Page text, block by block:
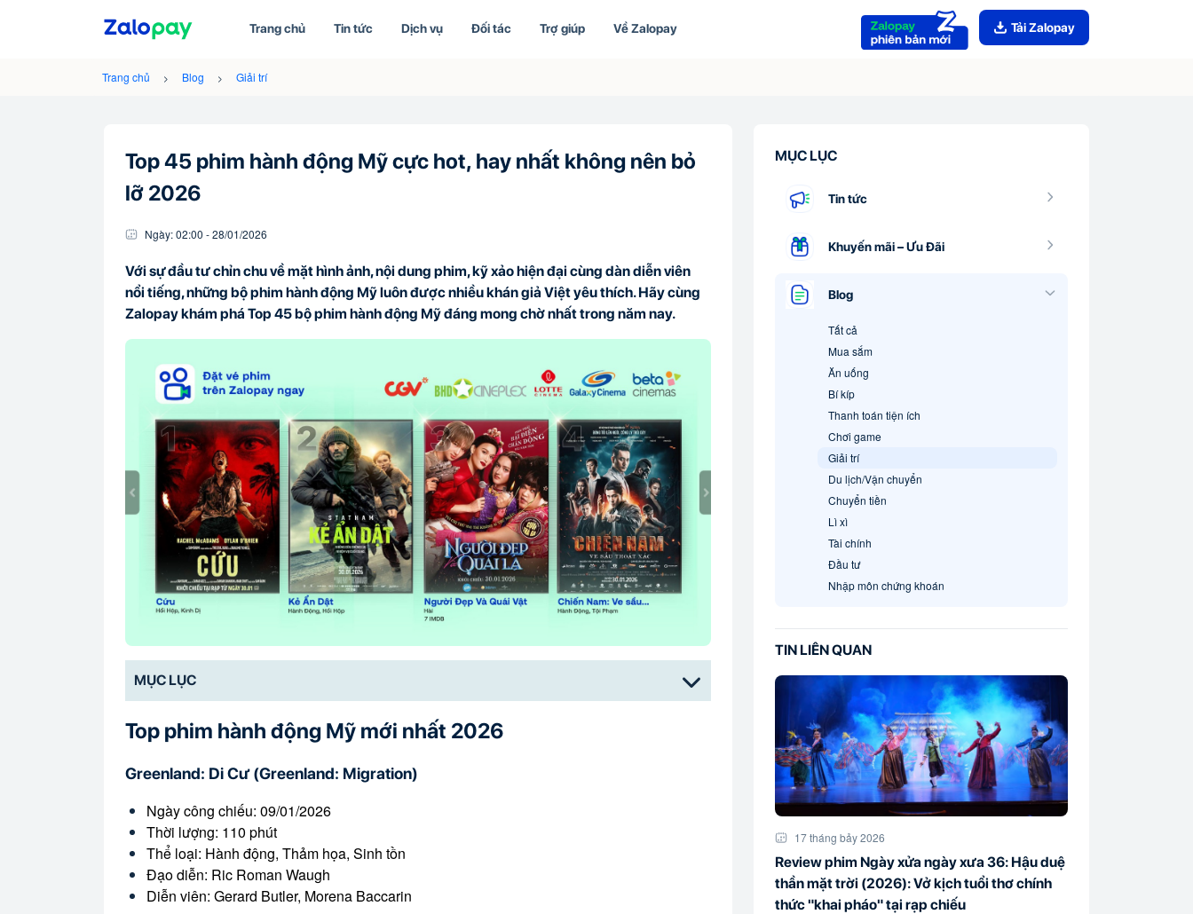
Trang chủ Tin tức Dịch vụ Đối tác Trợ giúp Về Zalopay Tải Zalopay
Trang chủ Blog Giải trí
Top 45 phim hành động Mỹ cực hot, hay nhất không nên bỏ
lỡ 2026
Ngày:02:00 -28/01/2026
Với sự đầu tư chỉn chu về mặt hình ảnh, nội dung phim, kỹ xảo hiện đại cùng dàn diễn viên
nổi tiếng, những bộ phim hành động Mỹ luôn được nhiều khán giả Việt yêu thích. Hãy cùng
Zalopay khám phá Top 45 bộ phim hành động Mỹ đáng mong chờ nhất trong năm nay.
MỤC LỤC
Top phim hành động Mỹ mới nhất 2026
Greenland: Di Cư (Greenland: Migration)
Ngày công chiếu: 09/01/2026
Thời lượng: 110 phút
Thể loại: Hành động, Thảm họa, Sinh tồn
Đạo diễn: Ric Roman Waugh
Diễn viên: Gerard Butler, Morena Baccarin
MỤC LỤC
Tin tức
Khuyến mãi – Ưu Đãi
Blog
Tất cả
Mua sắm
Ăn uống
Bí kíp
Thanh toán tiện ích
Chơi game
Giải trí
Du lịch/Vận chuyển
Chuyển tiền
Lì xì
Tài chính
Đầu tư
Nhập môn chứng khoán
TIN LIÊN QUAN
17 tháng bảy 2026
Review phim Ngày xửa ngày xưa 36: Hậu duệ
thần mặt trời (2026): Vở kịch tuổi thơ chính
thức "khai pháo" tại rạp chiếu